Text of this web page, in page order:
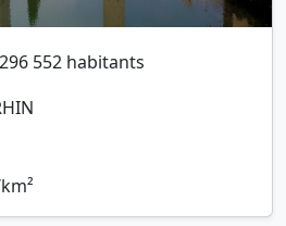
296 552 habitants